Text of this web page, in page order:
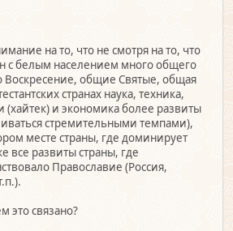
на то, что не смотря на то, что
с белым населением много общего
Воскресение, общие Святые, общая
странах наука, техника,
(хайтек) и экономика более развиты
стремительными темпами),
месте страны, где доминирует
все развиты страны, где
Православие (Россия,
это связано?